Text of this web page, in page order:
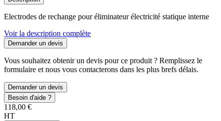
Electrodes de rechange pour éliminateur électricité statique interne
Voir la description complète
Demander un devis
Vous souhaitez obtenir un devis pour ce produit ? Remplissez le
formulaire et nous vous contacterons dans les plus brefs délais.
Demander un devis
Besoin d'aide ?
118,00 €
HT